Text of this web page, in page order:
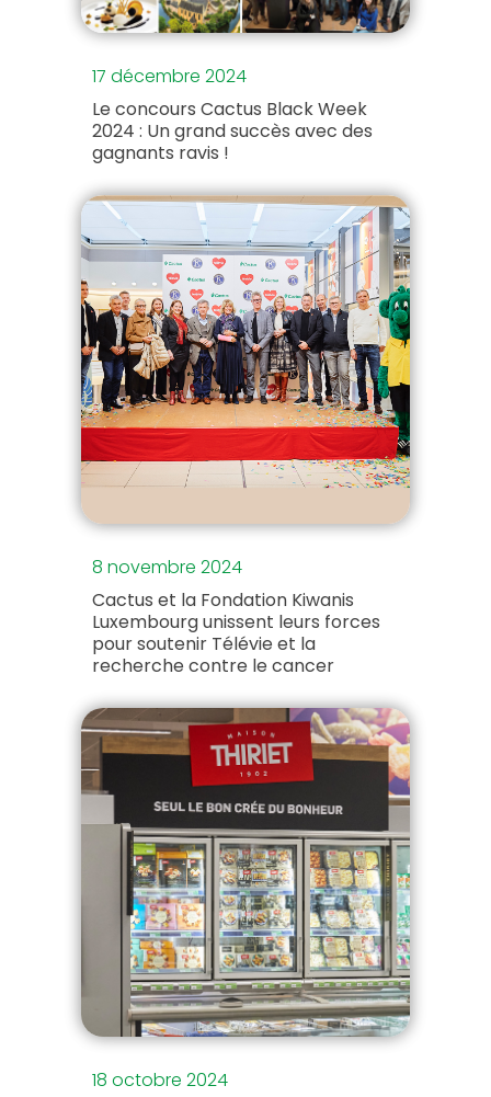
17 décembre 2024
Le concours Cactus Black Week
2024 : Un grand succès avec des
gagnants ravis !
8 novembre 2024
Cactus et la Fondation Kiwanis
Luxembourg unissent leurs forces
pour soutenir Télévie et la
recherche contre le cancer
18 octobre 2024